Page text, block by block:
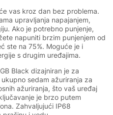
vas kroz dan bez problema.
upravljanja napajanjem,
Ako je potrebno punjenje,
napuniti brzim punjenjem od
ste na 75%. Moguće je i
s drugim uređajima.
Black dizajniran je za
sedam ažuriranja za
ažuriranja, što vaš uređaj
je brzo putem
Zahvaljujući IP68